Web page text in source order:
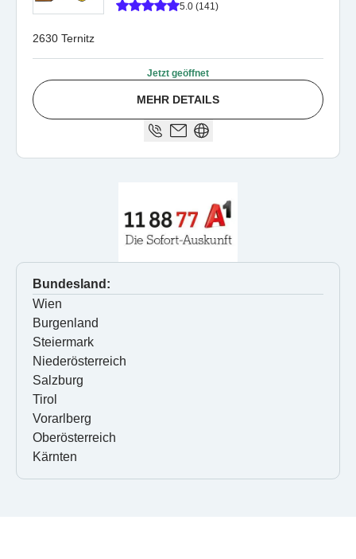
5.0 (141)
2630 Ternitz
Jetzt geöffnet
MEHR DETAILS
Bundesland:
Wien
Burgenland
Steiermark
Niederösterreich
Salzburg
Tirol
Vorarlberg
Oberösterreich
Kärnten